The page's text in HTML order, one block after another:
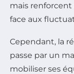
mais renforcent
face aux
Cependant, la
passe par un
mobiliser ses